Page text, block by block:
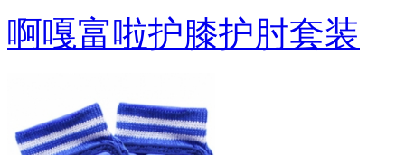
啊嘎富啦护膝护肘套装